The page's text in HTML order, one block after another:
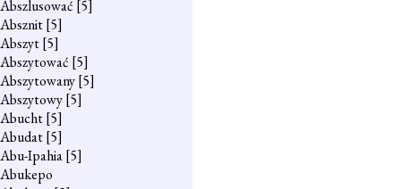
Abszlusować [5]
Absznit[5]
Abszyt[5]
Abszytować [5]
Abszytowany[5]
Abszytowy[5]
Abucht[5]
Abudat[5]
Abu-Ipahia[5]
Abukepo